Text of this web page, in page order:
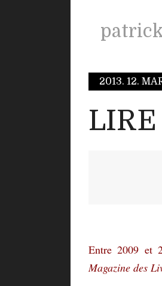
2013. 12.
LIRE
Entre 2009 et
Magazine des